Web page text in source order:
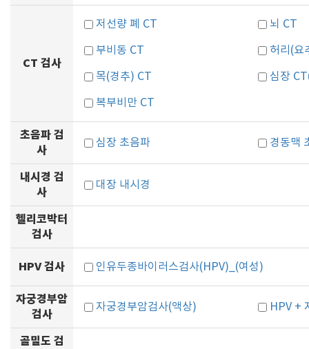
CT 검사
저선량 폐 CT 뇌 CT
부비동 CT 허리(요
목(경추) CT 심장
복부비만 CT
초음파 검
사
심장 초음파 경동맥
내시경 검
사
대장 내시경
헬리코박터
검사
HPV 검사 인유두종바이러스검사(HPV)_(여성)
자궁경부암
검사
자궁경부암검사(액상) HPV +
골밀도 검